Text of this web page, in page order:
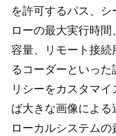
を許可するパス、
ローの最大実行時
容量、リモート接
るコーダーといっ
リシーをカスタマ
ば大きな画像によ
ローカルシステムの